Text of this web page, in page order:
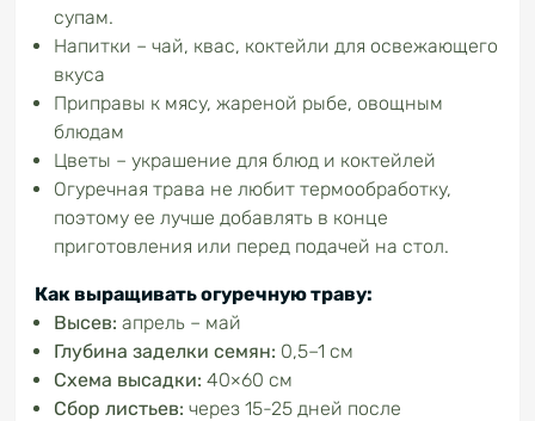
супам.
Напитки – чай, квас, коктейли для освежающего
вкуса
Приправы к мясу, жареной рыбе, овощным
блюдам
Цветы – украшение для блюд и коктейлей
Огуречная трава не любит термообработку,
поэтому ее лучше добавлять в конце
приготовления или перед подачей на стол.
Как выращивать огуречную траву:
Высев: апрель – май
Глубина заделки семян: 0,5–1 см
Схема высадки: 40×60 см
Сбор листьев: через 15-25 дней после